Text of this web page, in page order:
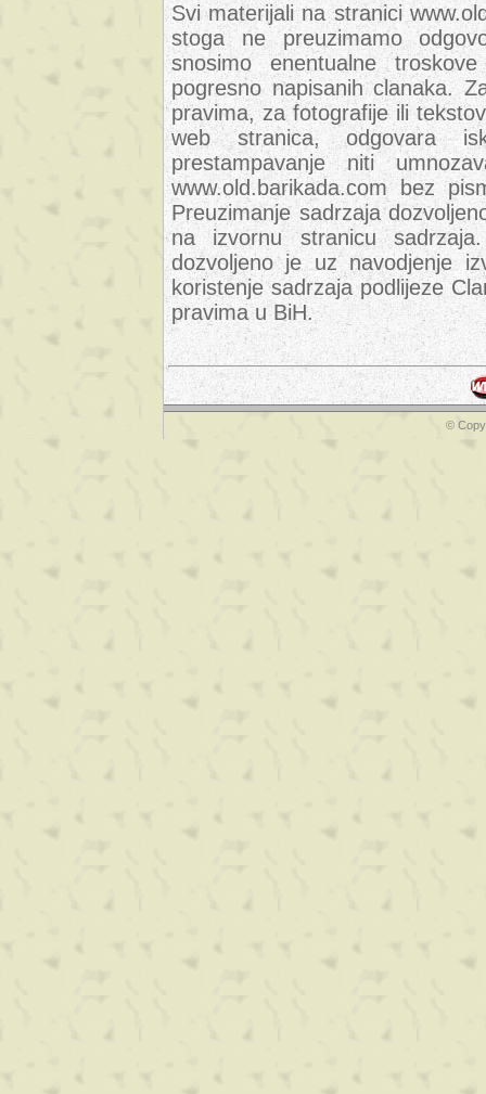
Svi materijali na stranici
stoga ne preuzimamo
snosimo enentualne
pogresno napisanih clanaka.
pravima, za fotografije ili
web stranica, odgovara
prestampavanje niti
www.old.barikada.com bez
Preuzimanje sadrzaja
na izvornu stranicu
dozvoljeno je uz navodjenje
koristenje sadrzaja podlijeze
pravima u BiH.
©